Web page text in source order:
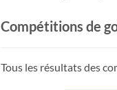
Compétitions de
Tous les résultats des